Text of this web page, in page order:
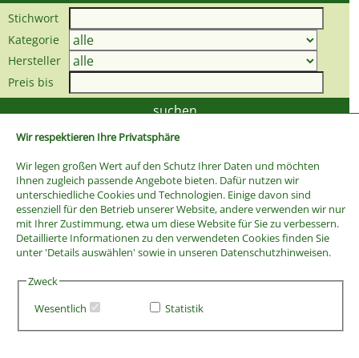
Wir respektieren Ihre Privatsphäre
Wir legen großen Wert auf den Schutz Ihrer Daten und möchten
Ihnen zugleich passende Angebote bieten. Dafür nutzen wir
unterschiedliche Cookies und Technologien. Einige davon sind
essenziell für den Betrieb unserer Website, andere verwenden wir nur
mit Ihrer Zustimmung, etwa um diese Website für Sie zu verbessern.
Detaillierte Informationen zu den verwendeten Cookies finden Sie
unter 'Details auswählen' sowie in unseren Datenschutzhinweisen.
Zweck
Wesentlich
Statistik
Stichwort
Kategorie
Hersteller
Preis bis
AGB